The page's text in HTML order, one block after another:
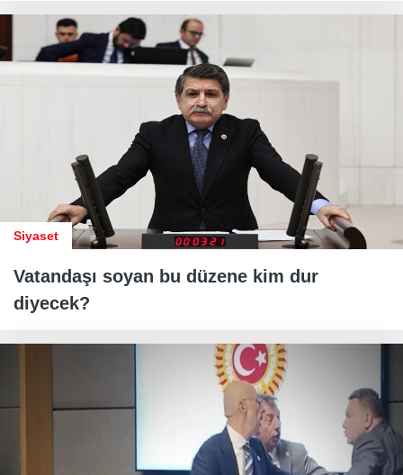
Siyaset
Vatandaşı soyan bu düzene kim dur
diyecek?